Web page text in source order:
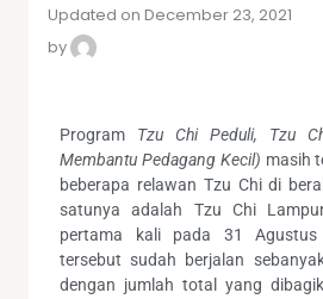
Updated on December 23, 2021
by
Program Tzu Chi Peduli, Tzu
Membantu Pedagang Kecil) masih
beberapa relawan Tzu Chi di
satunya adalah Tzu Chi
pertama kali pada 31
tersebut sudah berjalan
dengan jumlah total yang